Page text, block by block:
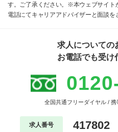
す。ご了承ください。※本ウェブサイト
電話にてキャリアアドバイザーと面談を
求人についての
お電話でも受け
全国共通フリーダイヤル /
求人番号 417802